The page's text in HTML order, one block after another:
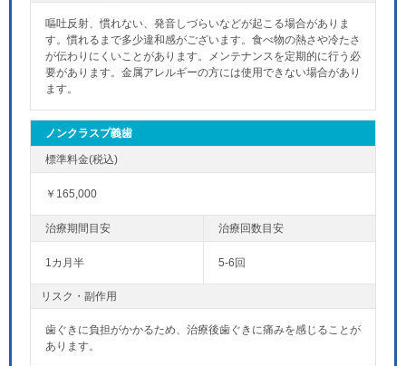
嘔吐反射、慣れない、発音しづらいなどが起こる場合がありま
す。慣れるまで多少違和感がございます。食べ物の熱さや冷たさ
が伝わりにくいことがあります。メンテナンスを定期的に行う必
要があります。金属アレルギーの方には使用できない場合があり
ます。
ノンクラスプ義歯
￥165,000
1カ月半 5-6回
リスク・副作用
歯ぐきに負担がかかるため、治療後歯ぐきに痛みを感じることが
あります。